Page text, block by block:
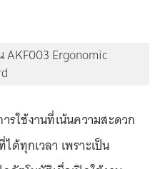
AKF003 Ergonomic
ใช้งานที่เน้นความสะดวก
ทุกเวลา เพราะเป็น